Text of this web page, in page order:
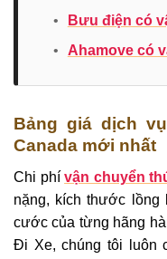
•
Bưu điện có
•
Ahamove có
Bảng giá dịch
Canada mới nhất
Chi phívận chuyển
nặng, kích thước lồng
cước của từng hãng
Đi Xe, chúng tôi luôn